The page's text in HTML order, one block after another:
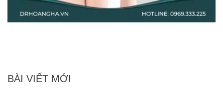
BÀI VIẾT MỚI